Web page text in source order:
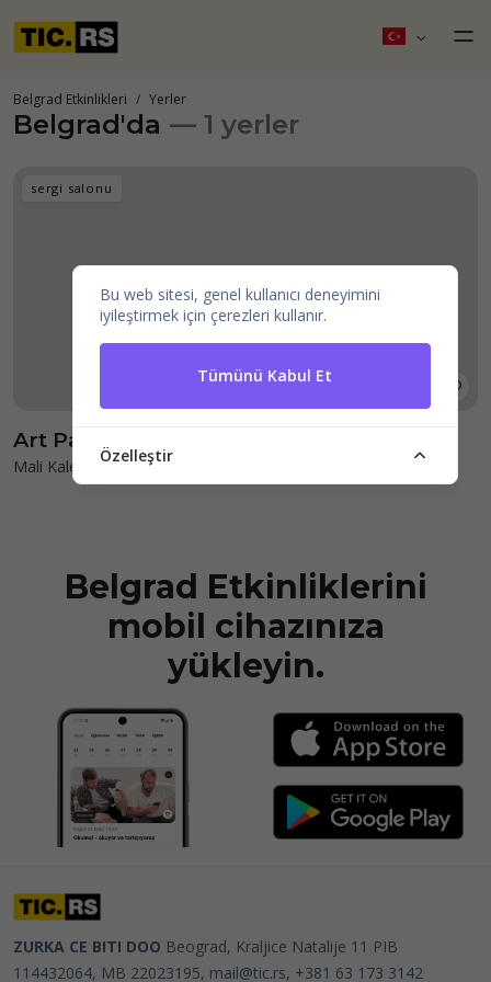
Belgrad Etkinlikleri Yerler
Belgrad'da — 1 yerler
sergi salonu
Art Pavilion "Cvijeta Zuzorić"
Mali Kalemegdan 1
Belgrad Etkinliklerini
mobil cihazınıza
yükleyin.
ZURKA CE BITI DOO Beograd, Kraljice Natalije 11 PIB
114432064, MB 22023195, mail@tic.rs, +381 63 173 3142
Bu web sitesi, genel kullanıcı deneyimini
iyileştirmek için çerezleri kullanır.
Tümünü Kabul Et
Özelleştir